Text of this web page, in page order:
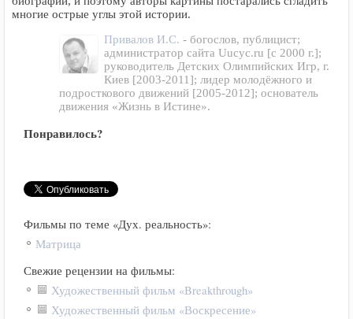
многие острые углы этой истории.
Привалов И.С. - богослов, публицист;
администратор сайта Uucyc.ru [с 2000 г.];
руководитель Детских Олимпийских Игр, г.
Киев [2003-2011]; лидер молодёжного и
подросткового движений [2005-2012]; основатель
движения «Жизнь в Истине».
Понравилось?
Фильмы по теме «Дух. реальность»:
Матрица
Свежие рецензии на фильмы:
Художественный фильм «Breakthrough»
Художественный фильм «Воскресение»